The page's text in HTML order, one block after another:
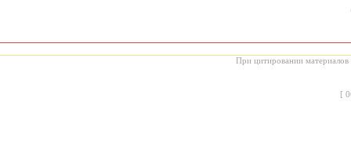
При цитировании материалов
[